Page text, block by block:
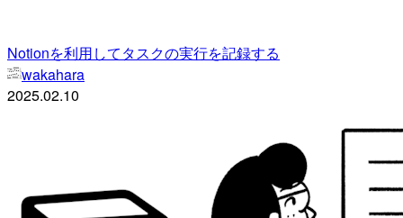
Notionを利用してタスクの実行を記録する
wakahara
2025.02.10